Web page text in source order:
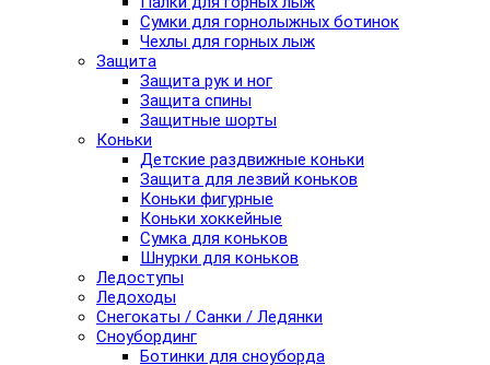
Сумки для горнолыжных ботинок
Чехлы для горных лыж
Защита
Защита рук и ног
Защита спины
Защитные шорты
Коньки
Детские раздвижные коньки
Защита для лезвий коньков
Коньки фигурные
Коньки хоккейные
Сумка для коньков
Шнурки для коньков
Ледоступы
Ледоходы
Снегокаты / Санки / Ледянки
Сноубординг
Ботинки для сноуборда